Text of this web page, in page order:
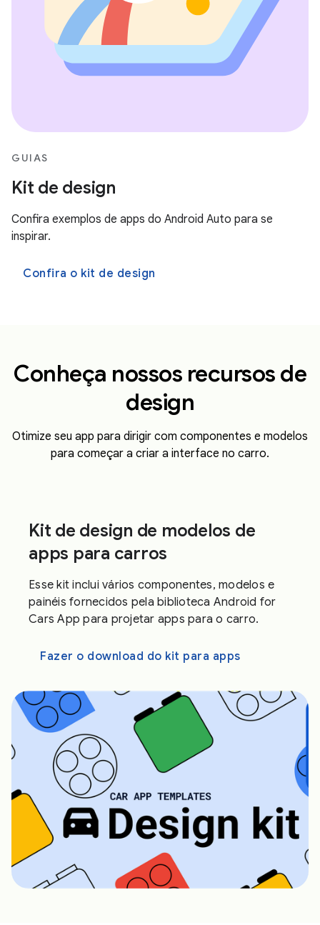
GUIAS
Kit de design
Confira exemplos de apps do Android Auto para se
inspirar.
Confira o kit de design
Conheça nossos recursos de
design
Otimize seu app para dirigir com componentes e modelos
para começar a criar a interface no carro.
Kit de design de modelos de
apps para carros
Esse kit inclui vários componentes, modelos e
painéis fornecidos pela biblioteca Android for
Cars App para projetar apps para o carro.
Fazer o download do kit para apps